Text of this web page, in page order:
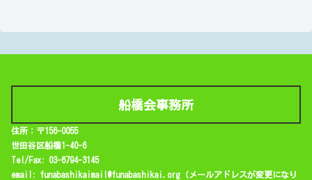
船橋会事務所
住所：〒156-0055
世田谷区船橋1-40-6
Tel/Fax: 03-6794-3145
email: funabashikaimail@funabashikai.org（メールアドレスが変更になり